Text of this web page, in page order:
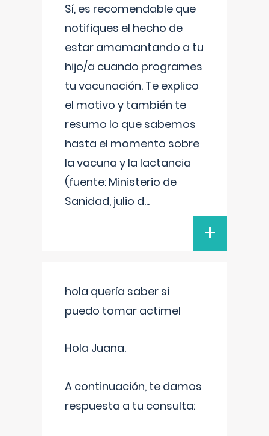
Sí, es recomendable que
notifiques el hecho de
estar amamantando a tu
hijo/a cuando programes
tu vacunación. Te explico
el motivo y también te
resumo lo que sabemos
hasta el momento sobre
la vacuna y la lactancia
(fuente: Ministerio de
Sanidad, julio d...
+
hola quería saber si
puedo tomar actimel
Hola Juana.
A continuación, te damos
respuesta a tu consulta: